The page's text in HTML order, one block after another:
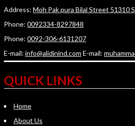
Address: Moh Pak pura Bilal Street 51310
Phone: 0092334-8297848
Phone: 0092-306-6131207
E-mail: info@alidinind.com E-mail:
QUICK LINKS
Home
About Us